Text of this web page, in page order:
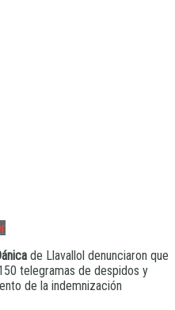
de Llavallol denunciaron que
telegramas de despidos y
de la indemnización